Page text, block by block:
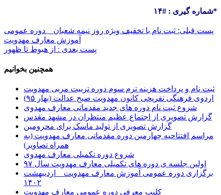
شماره گیری : #۱۴*
پست قبلی: ثبت نام با تخفیف ویژه روز نیمه شعبان _ دوره عمومی
آموزش معارف مهدویت
پست بعدی : از هبوط تا ظهور
همچنین بخوانیم
ثبت نام و پرداخت هزینه ترم سوم دوره تربیت مربی مهدویت
اردوی فرهنگی تفریحی کانون مهدویت صبح عدالت (بهار ۹۵)
شروع ثبت نام دوره های جدید مقدماتی معارف مهدوی
گزارش تصویری از اجتماع عظیم منتظران در مشهد مقدس
گزارش تصویری از تولید ماسک برای محرومین
مراسم افتتاحیه چهارمین دوره مقدماتی معارف مهدویت (به
همراه تصاویر)
شروع دوره تکمیلی معارف مهدوی
اولین جلسه ی دوره های تکمیلی معارف مهدویت سال ۹۷
برگزاری دوره عمومی آموزش معارف مهدویت _ اردیبهشت
۱۴۰۲
کلیپ معرفی دوره عمومی معارف مهدویت